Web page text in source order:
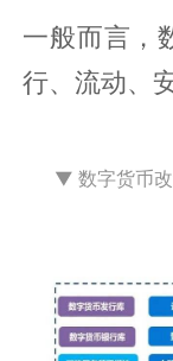
一般而言，
行、流动、
▼ 数字货币